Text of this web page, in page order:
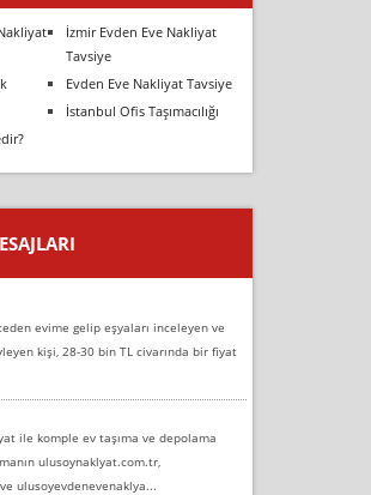
İzmir Evden Eve Nakliyat
Tavsiye
Evden Eve Nakliyat Tavsiye
İstanbul Ofis Taşımacılığı
evime gelip eşyaları inceleyen ve
kişi, 28-30 bin TL civarında bir fiyat
ile komple ev taşıma ve depolama
ulusoynaklyat.com.tr,
ulusoyevdenevenaklya...